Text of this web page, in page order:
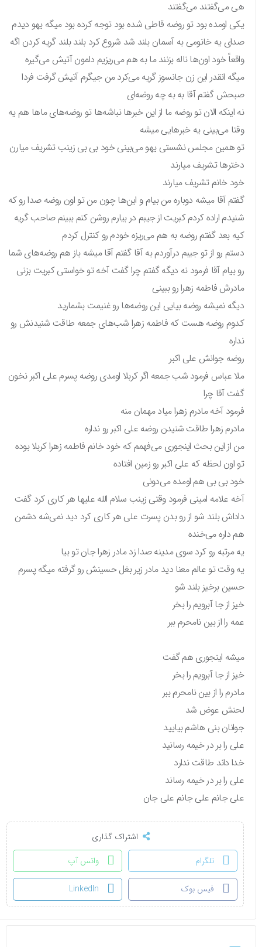
هی می‌گفتند می‌گفتند
یکی اومده بود تو روضه قاطی شده بود توجه کرده بود میگه یهو دیدم
صدای یه خانومی به آسمان بلند شد شروع کرد بلند بلند گریه کردن اگه
واقعاً خود اون‌ها ناله بزنند ما به هم می‌ریزیم دلمون آتیش می‌گیره
میگه انقدر این زن جانسوز گریه می‌کرد من جیگرم آتیش گرفت فردا
صبحش گفتم آقا به به چه روضه‌ای
نه اینکه الان تو روضه ما از این خبرها نباشه‌ها تو روضه‌های ماها هم یه
وقتا می‌بینی یه خبرهایی میشه
تو همین مجلس نشستی یهو می‌بینی خود بی بی زینب تشریف میارن
دخترها تشریف میارند
خود خانم تشریف میارند
گفتم آقا میشه دوباره من بیام و این‌ها چون من تو اون روضه صدا رو که
شنیدم اراده کردم کبریت از جیبم در بیارم روشن کنم ببینم صاحب گریه
کیه بعد گفتم روضه به هم می‌ریزه خودم رو کنترل کردم
دستم رو از تو جیبم درآوردم به آقا گفتم آقا میشه باز هم روضه‌های شما
رو بیام آقا فرمود نه دیگه گفتم چرا گفت آخه تو خواستی کبریت بزنی
مادرش فاطمه زهرا رو ببینی
دیگه نمیشه روضه بیایی این روضه‌ها رو غنیمت بشمارید
کدوم روضه هست که فاطمه زهرا شب‌های جمعه طاقت شنیدنش رو
نداره
روضه جوانش علی اکبر
ملا عباس فرمود شب جمعه اگر کربلا اومدی روضه پسرم علی اکبر نخون
گفت آقا چرا
فرمود آخه مادرم زهرا میاد مهمان منه
مادرم زهرا طاقت شنیدن روضه علی اکبر رو نداره
من از این بحث اینجوری می‌فهمم که خود خانم فاطمه زهرا کربلا بوده
تو اون لحظه که علی اکبر رو زمین افتاده
خود بی بی هم اومده می‌دونی
آخه علامه امینی فرمود وقتی زینب سلام الله علیها هر کاری کرد گفت
داداش بلند شو از رو بدن پسرت علی هر کاری کرد دید نمی‌شه دشمن
هم داره می‌خنده
یه مرتبه رو کرد سوی مدینه صدا زد مادر زهرا جان تو بیا
یه وقت تو عالم معنا دید مادر زیر بغل حسینش رو گرفته میگه پسرم
حسین برخیز بلند شو
خیز از جا آبرویم را بخر
عمه را از بین نامحرم ببر
میشه اینجوری هم گفت
خیز از جا آبرویم را بخر
مادرم را از بین نامحرم ببر
لحنش عوض شد
جوانان بنی هاشم بیایید
علی را بر در خیمه رسانید
خدا داند طاقت ندارد
علی را بر در خیمه رساند
علی جانم علی جانم علی جان
اشتراک گذاری
تلگرام
واتس آپ
فیس بوک LinkedIn